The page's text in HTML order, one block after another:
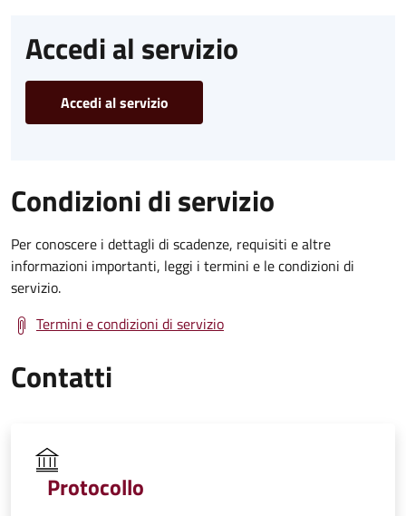
Accedi al servizio
Accedi al servizio
Condizioni di servizio
Per conoscere i dettagli di scadenze, requisiti e altre
informazioni importanti, leggi i termini e le condizioni di
servizio.
Termini e condizioni di servizio
Contatti
Protocollo